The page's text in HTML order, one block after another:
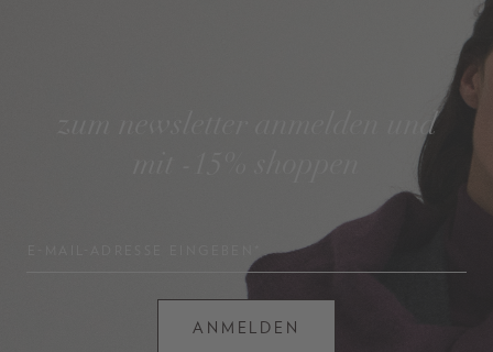
zum newsletter anmelden und
ANMELDEN